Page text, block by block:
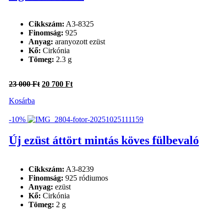
Cikkszám: A3-8325
Finomság: 925
Anyag: aranyozott ezüst
Kő: Cirkónia
Tömeg: 2.3 g
23 000Ft Original
000 Ft.
20 700 FtCurrent
700 Ft.
Kosárba
-10%
Új ezüst áttört mintás köves fülbevaló
Cikkszám: A3-8239
Finomság: 925 ródiumos
Anyag: ezüst
Kő: Cirkónia
Tömeg: 2 g